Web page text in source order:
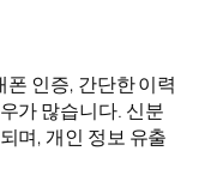
인증, 간단한 이력
가 많습니다. 신분
며, 개인 정보 유출